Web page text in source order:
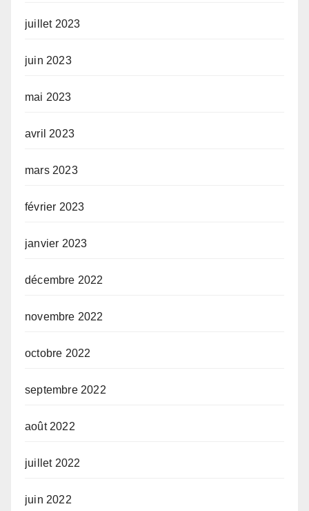
juillet 2023
juin 2023
mai 2023
avril 2023
mars 2023
février 2023
janvier 2023
décembre 2022
novembre 2022
octobre 2022
septembre 2022
août 2022
juillet 2022
juin 2022